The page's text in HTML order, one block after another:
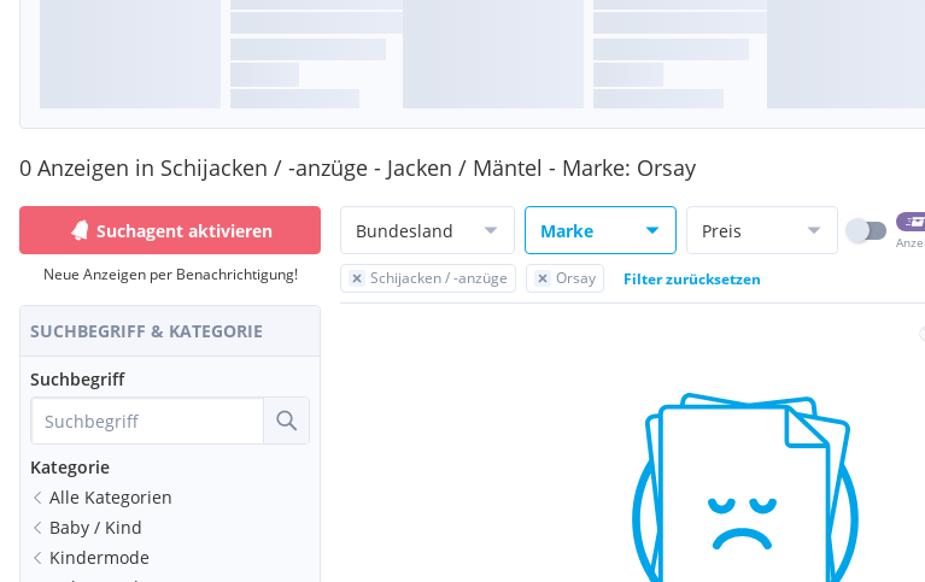
0 Anzeigen in Schijacken / -anzüge - Jacken / Mäntel - Marke: Orsay
Suchagent aktivieren
Neue Anzeigen per Benachrichtigung!
SUCHBEGRIFF & KATEGORIE
Suchbegriff
Kategorie
Alle Kategorien
Baby / Kind
Kindermode
Bundesland Marke Preis
Schijacken / -anzüge Orsay Filter zurücksetzen